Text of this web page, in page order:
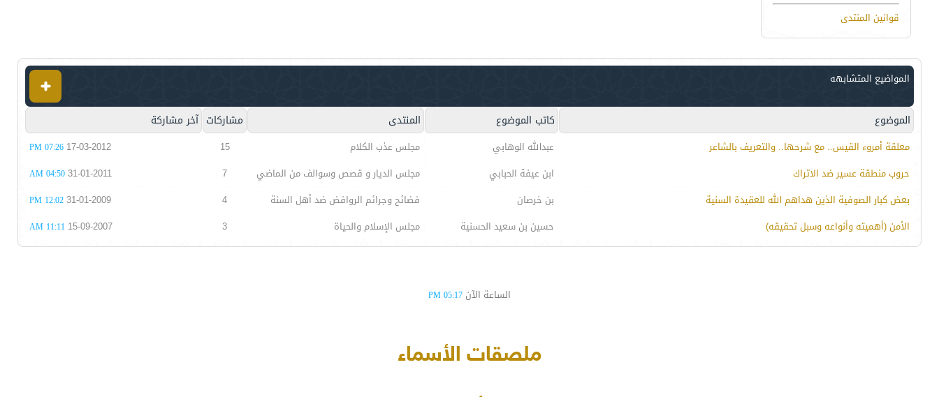
قوانين المنتدى
المواضيع المتشابهه
الموضوع كاتب الموضوع المنتدى مشاركات آخر مشاركة
معلقة أمروء القيس.. مع شرحها.. والتعريف بالشاعر عبدالله الوهابي مجلس عذب الكلام 15
17-03-2012
07:26 PM
حروب منطقة عسير ضد الاتراك ابن عيفة الحبابي مجلس الديار و قصص وسوالف من الماضي 7
31-01-2011
04:50 AM
بعض كبار الصوفية الذين هداهم الله للعقيدة السنية بن خرصان فضائح وجرائم الروافض ضد أهل السنة 4
31-01-2009
12:02 PM
الأمن (أهميته وأنواعه وسبل تحقيقه) حسين بن سعيد الحسنية مجلس الإسلام والحياة 3
15-09-2007
11:11 AM
الساعة الآن 05:17 PM
ملصقات الأسماء